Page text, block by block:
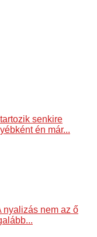
senkire
én már...
nyalizás nem az ő